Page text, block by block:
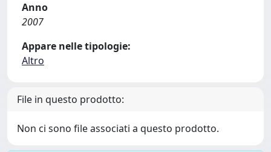
Anno
2007
Appare nelle tipologie:
Altro
File in questo prodotto:
Non ci sono file associati a questo prodotto.